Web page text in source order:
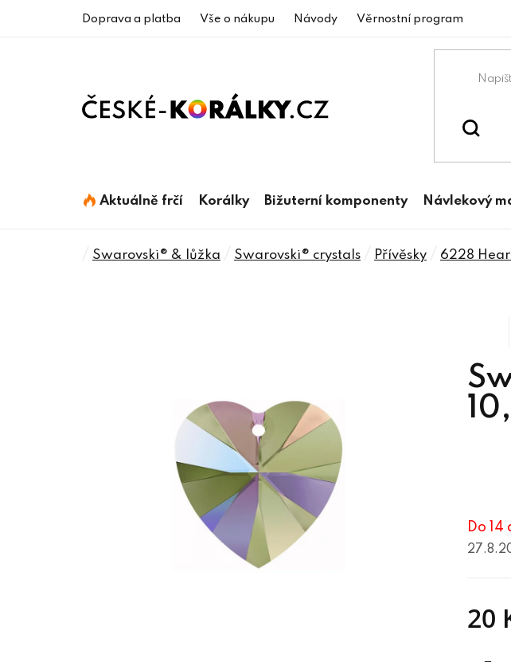
Doprava a platba Vše o nákupu Návody Věrnostní program
Aktuálně frčí Korálky Bižuterní komponenty Návlekový
Domů
Swarovski® & lůžka Swarovski® crystals Přívěsky 6228
Do 14
20